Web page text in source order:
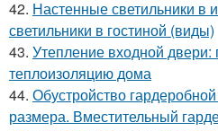
42. Настенные светильники в
светильники в гостиной (виды)
43. Утепление входной двери:
теплоизоляцию дома
44. Обустройство
размера. Вместительный